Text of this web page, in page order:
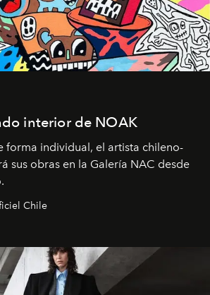
interior de NOAK
forma individual, el artista chileno-
sus obras en la Galería NAC desde
Chile